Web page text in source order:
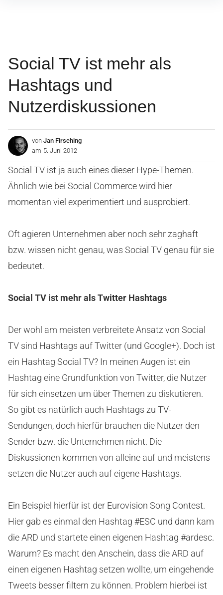
Social TV ist mehr als
Hashtags und
Nutzerdiskussionen
von Jan Firsching
am 5. Juni 2012
Social TV ist ja auch eines dieser Hype-Themen.
Ähnlich wie bei Social Commerce wird hier
momentan viel experimentiert und ausprobiert.
Oft agieren Unternehmen aber noch sehr zaghaft
bzw. wissen nicht genau, was Social TV genau für sie
bedeutet.
Social TV ist mehr als Twitter Hashtags
Der wohl am meisten verbreitete Ansatz von Social
TV sind Hashtags auf Twitter (und Google+). Doch ist
ein Hashtag Social TV? In meinen Augen ist ein
Hashtag eine Grundfunktion von Twitter, die Nutzer
für sich einsetzen um über Themen zu diskutieren.
So gibt es natürlich auch Hashtags zu TV-
Sendungen, doch hierfür brauchen die Nutzer den
Sender bzw. die Unternehmen nicht. Die
Diskussionen kommen von alleine auf und meistens
setzen die Nutzer auch auf eigene Hashtags.
Ein Beispiel hierfür ist der Eurovision Song Contest.
Hier gab es einmal den Hashtag #ESC und dann kam
die ARD und startete einen eigenen Hashtag #ardesc.
Warum? Es macht den Anschein, dass die ARD auf
einen eigenen Hashtag setzen wollte, um eingehende
Tweets besser filtern zu können. Problem hierbei ist